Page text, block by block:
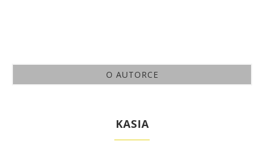
O AUTORCE
KASIA